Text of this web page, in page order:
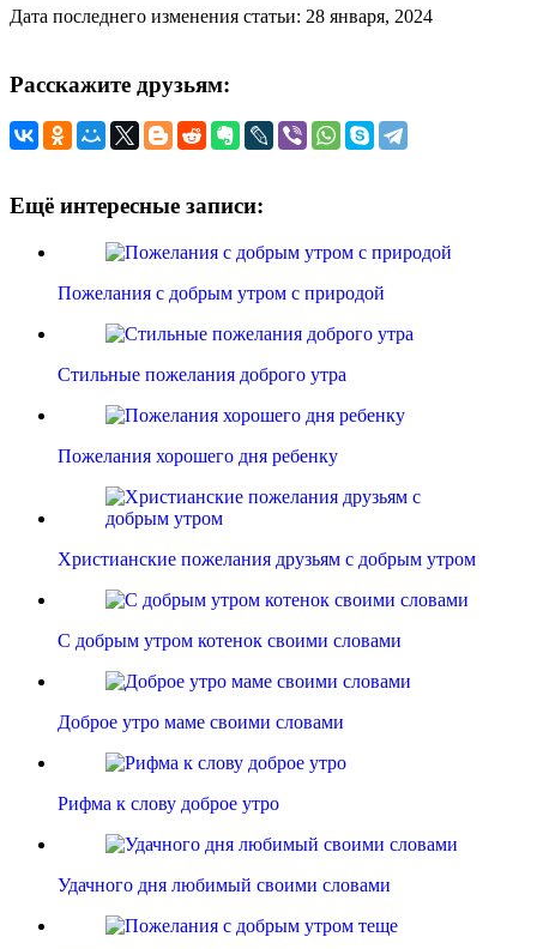
Дата последнего изменения статьи: 28 января, 2024
Расскажите друзьям:
Ещё интересные записи:
Пожелания с добрым утром с природой
Стильные пожелания доброго утра
Пожелания хорошего дня ребенку
Христианские пожелания друзьям с добрым утром
С добрым утром котенок своими словами
Доброе утро маме своими словами
Рифма к слову доброе утро
Удачного дня любимый своими словами